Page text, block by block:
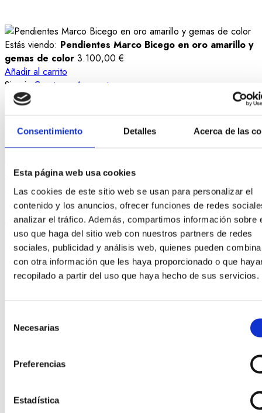
Consentimiento Detalles Acerca de las
Esta página web usa cookies
Las cookies de este sitio web se usan para personalizar el
contenido y los anuncios, ofrecer funciones de redes
analizar el tráfico. Además, compartimos información sobre
uso que haga del sitio web con nuestros partners de redes
sociales, publicidad y análisis web, quienes pueden
con otra información que les haya proporcionado o que
recopilado a partir del uso que haya hecho de sus servicios.
Necesarias
Preferencias
Estadística
Estás viendo: Pendientes Marco Bicego en oro amarillo y
gemas de color 3.100,00€
Añadir al carrito
Sign in
Create an Account
Username or email
Password*
Lost your password?
Search
All category
All category
Destacados
Firmas Joyería
Joyas
Broches
Gemelos
Pulseras